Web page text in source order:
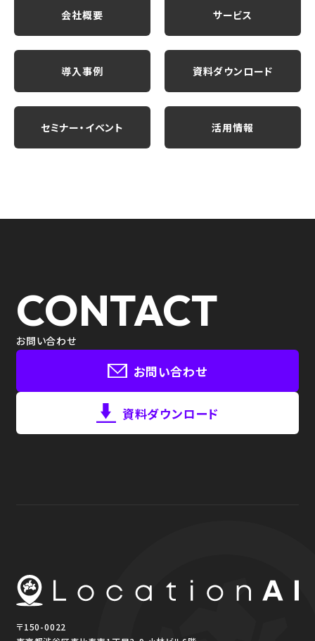
会社概要 サービス
導入事例 資料ダウンロード
セミナー・イベント 活用情報
CONTACT
お問い合わせ
お問い合わせ
資料ダウンロード
〒150-0022